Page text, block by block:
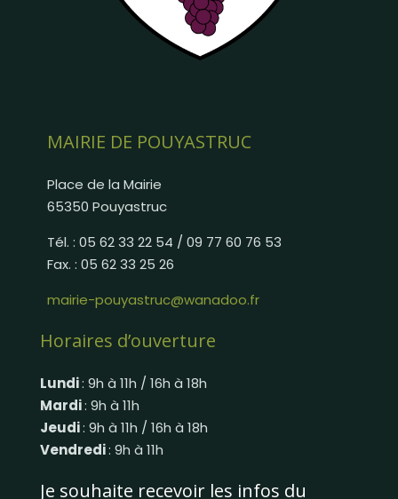
MAIRIE DE POUYASTRUC
Place de la Mairie
65350 Pouyastruc
Tél. : 05 62 33 22 54 / 09 77 60 76 53
Fax. : 05 62 33 25 26
mairie-pouyastruc@wanadoo.fr
Horaires d’ouverture
Lundi: 9h à 11h / 16h à 18h
Mardi: 9h à 11h
Jeudi: 9h à 11h / 16h à 18h
Vendredi: 9h à 11h
Je souhaite recevoir les infos du